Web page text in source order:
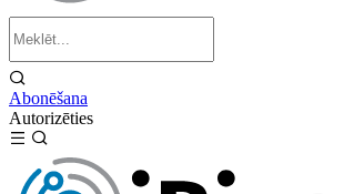
Abonēšana
Autorizēties